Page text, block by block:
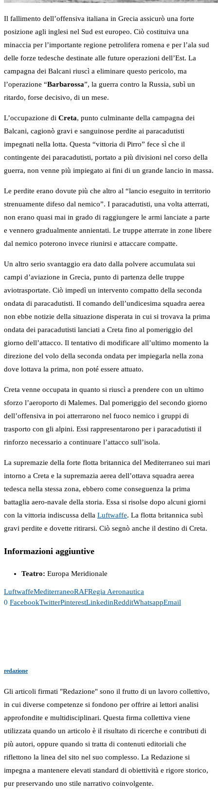
Il fallimento dell’offensiva italiana in Grecia assicurò una forte
posizione agli inglesi nel Sud est europeo. Ciò costituiva una
minaccia per l’importante regione petrolifera romena e per l’ala sud
delle forze tedesche destinate alle future operazioni dell’Est. La
campagna dei Balcani riuscì a eliminare questo pericolo, ma
l’operazione “Barbarossa”, la guerra contro la Russia, subì un
ritardo, forse decisivo, di un mese.
L’occupazione di Creta, punto culminante della campagna dei
Balcani, cagionò gravi e sanguinose perdite ai paracadutisti
impegnati nella lotta. Questa “vittoria di Pirro” fece sì che il
contingente dei paracadutisti, portato a più divisioni nel corso della
guerra, non venne più impiegato ai fini di un grande lancio in massa.
Le perdite erano dovute più che altro al “lancio eseguito in territorio
strenuamente difeso dal nemico”. I paracadutisti, una volta atterrati,
non erano quasi mai in grado di raggiungere le armi lanciate a parte
e vennero gradualmente annientati. Le truppe atterrate in zone libere
dal nemico poterono invece riunirsi e attaccare compatte.
Un altro serio svantaggio era dato dalla polvere accumulata sui
campi d’aviazione in Grecia, punto di partenza delle truppe
aviotrasportate. Ciò impedì un intervento compatto della seconda
ondata di paracadutisti. Il comando dell’undicesima squadra aerea
non ebbe notizie della situazione disperata in cui si trovava la prima
ondata dei paracadutisti lanciati a Creta fino al pomeriggio del
giorno dell’attacco. Il tentativo di modificare all’ultimo momento la
direzione del volo della seconda ondata per impiegarla nella zona
dove lottava la prima, non poté essere attuato.
Creta venne occupata in quanto si riuscì a prendere con un ultimo
sforzo l’aeroporto di Malemes. Dal pomeriggio del secondo giorno
dell’offensiva in poi atterrarono nel fuoco nemico i gruppi di
trasporto con gli alpini. Essi rappresentarono per i paracadutisti il
rinforzo necessario a continuare l’attacco sull’isola.
La supremazie della forte flotta britannica del Mediterraneo sui mari
intorno a Creta e la supremazia aerea dell’ottava squadra aerea
tedesca nella stessa zona, ebbero come conseguenza la prima
battaglia aero-navale della storia. Essa si risolse dopo alcuni giorni
con la vittoria indiscussa della Luftwaffe. La flotta britannica subì
gravi perdite e dovette ritirarsi. Ciò segnò anche il destino di Creta.
Informazioni aggiuntive
Teatro: Europa Meridionale
LuftwaffeMediterraneoRAFRegia Aeronautica
0 FacebookTwitterPinterestLinkedinRedditWhatsappEmail
redazione
Gli articoli firmati "Redazione" sono il frutto di un lavoro collettivo,
in cui diverse competenze si fondono per offrire ai lettori analisi
approfondite e multidisciplinari. Questa firma collettiva viene
utilizzata quando un articolo è il risultato di ricerche e contributi di
più autori, oppure quando si tratta di contenuti editoriali che
riflettono la linea del sito nel suo complesso. La Redazione si
impegna a mantenere elevati standard di obiettività e rigore storico,
pur preservando uno stile narrativo coinvolgente.